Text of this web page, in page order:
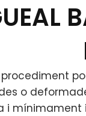
o
i